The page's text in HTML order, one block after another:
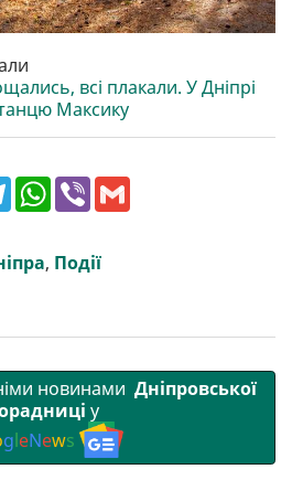
всі плакали. У Дніпрі
Максику
T
e
g
r
W
h
s
A
V
r
, Події
новинами Дніпровської
у
gleNews